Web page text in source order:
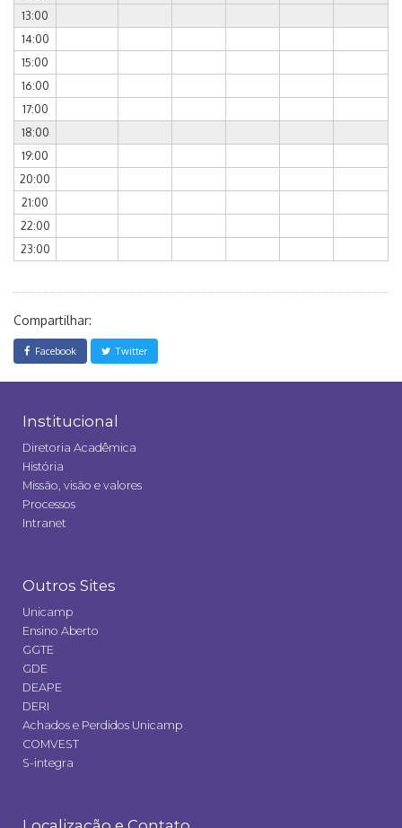
13:00
14:00
15:00
16:00
17:00
18:00
19:00
20:00
21:00
22:00
23:00
Compartilhar:
Facebook Twitter
Institucional
Diretoria Acadêmica
História
Missão, visão e valores
Processos
Intranet
Outros Sites
Unicamp
Ensino Aberto
GGTE
GDE
DEAPE
DERI
Achados e Perdidos Unicamp
COMVEST
S-integra